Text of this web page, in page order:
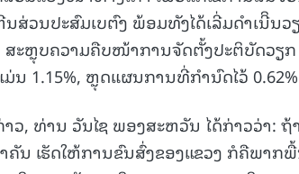
ສ່ວນປະສົມເບຕົງ ພ້ອມທັງໄດ້ເລີ່ມດຳເນີິນວ
ສະຫຼຸບຄວາມຄືບໜ້າການຈັດຕັ້ງປະຕິບັດວຽກ
ນ 1.15%, ຫຼຸດແຜນການທີ່ກໍານົດໄວ້
ວ, ທ່ານ ວັນໄຊ ພອງສະຫວັນ ໄດ້ກ່າວວ່າ:
ຄັນ ເຮັດໃຫ້ການຂົນສົ່ງຂອງແຂວງ ກໍຄືພາກ